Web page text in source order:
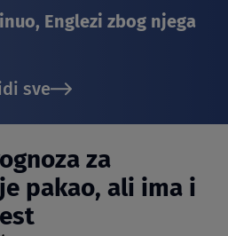
Englezi zbog njega
sve
za
pakao, ali ima i